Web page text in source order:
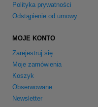
Polityka prywatności
Odstąpienie od umowy
MOJE KONTO
Zarejestruj się
Moje zamówienia
Koszyk
Obserwowane
Newsletter